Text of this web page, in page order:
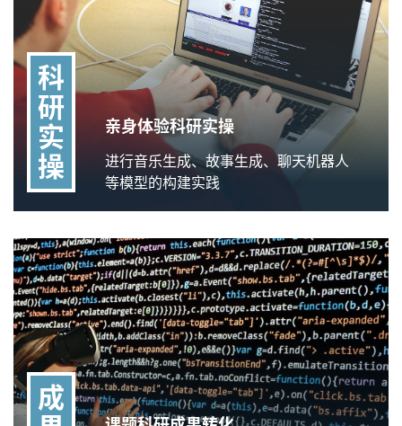
科
研
实
操
亲身体验科研实操
进行音乐生成、故事生成、聊天机器人
等模型的构建实践
成